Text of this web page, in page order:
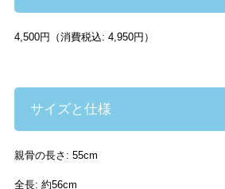
4,500円（消費税込: 4,950円）
サイズと仕様
親骨の長さ: 55cm
全長: 約56cm